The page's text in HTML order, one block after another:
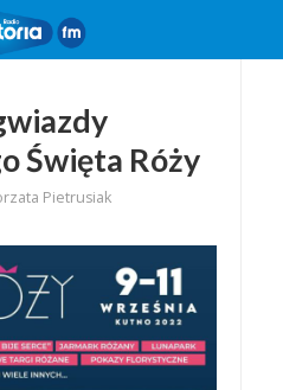
Święta Róży
Pietrusiak